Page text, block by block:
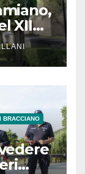
XII
BRACCIANO